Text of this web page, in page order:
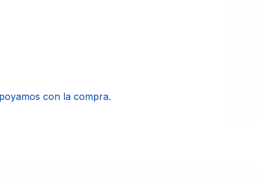
con la compra.